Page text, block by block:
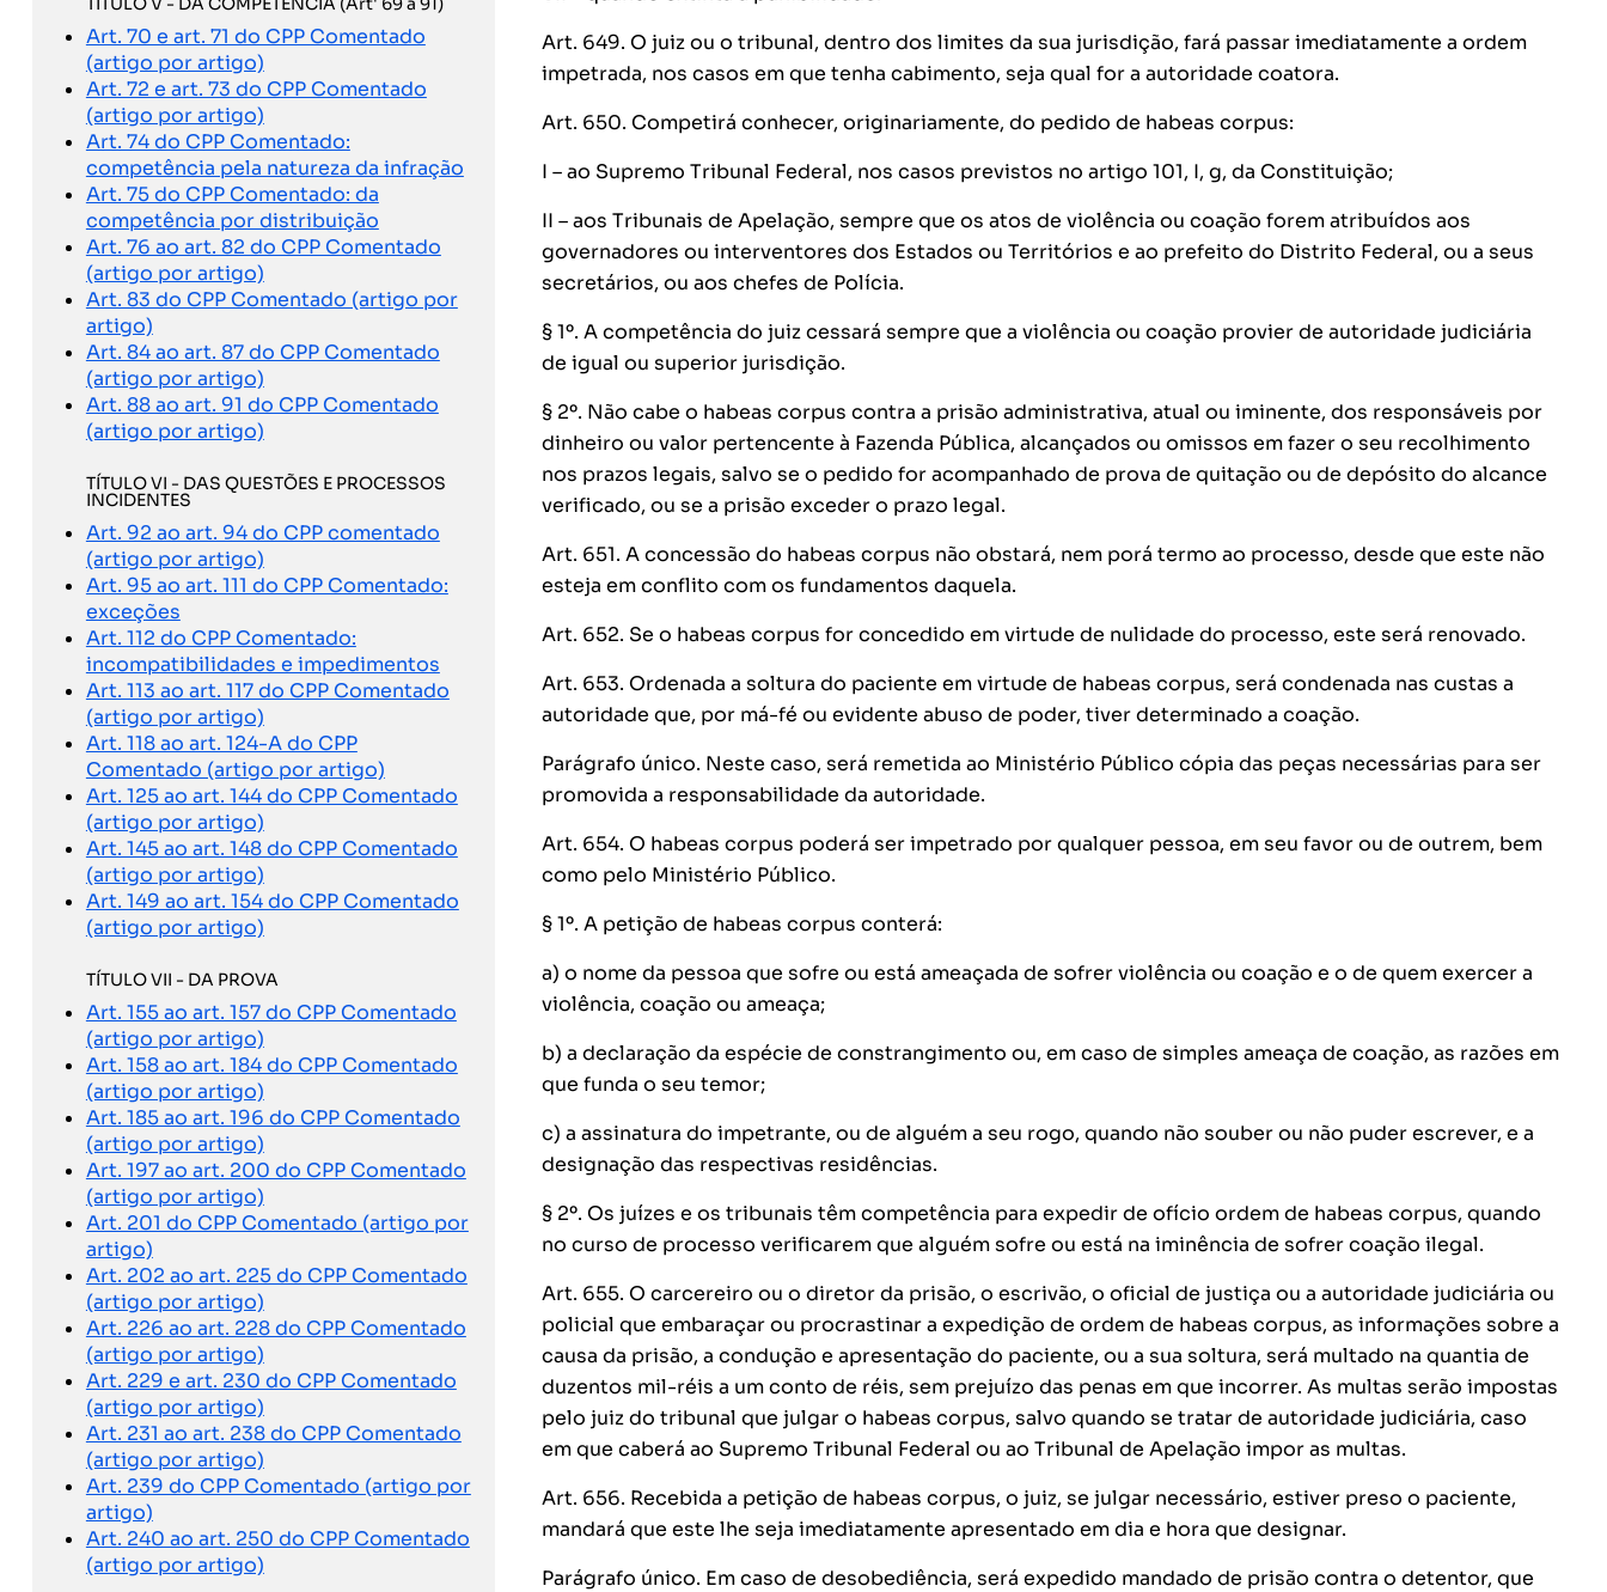
Art. 70 e art. 71 do CPP Comentado
(artigo por artigo)
Art. 72 e art. 73 do CPP Comentado
(artigo por artigo)
Art. 74 do CPP Comentado:
competência pela natureza da infração
Art. 75 do CPP Comentado: da
competência por distribuição
Art. 76 ao art. 82 do CPP Comentado
(artigo por artigo)
Art. 83 do CPP Comentado (artigo por
artigo)
Art. 84 ao art. 87 do CPP Comentado
(artigo por artigo)
Art. 88 ao art. 91 do CPP Comentado
(artigo por artigo)
TÍTULO VI - DAS QUESTÕES E PROCESSOS
INCIDENTES
Art. 92 ao art. 94 do CPP comentado
(artigo por artigo)
Art. 95 ao art. 111 do CPP Comentado:
exceções
Art. 112 do CPP Comentado:
incompatibilidades e impedimentos
Art. 113 ao art. 117 do CPP Comentado
(artigo por artigo)
Art. 118 ao art. 124-A do CPP
Comentado (artigo por artigo)
Art. 125 ao art. 144 do CPP Comentado
(artigo por artigo)
Art. 145 ao art. 148 do CPP Comentado
(artigo por artigo)
Art. 149 ao art. 154 do CPP Comentado
(artigo por artigo)
TÍTULO VII - DA PROVA
Art. 155 ao art. 157 do CPP Comentado
(artigo por artigo)
Art. 158 ao art. 184 do CPP Comentado
(artigo por artigo)
Art. 185 ao art. 196 do CPP Comentado
(artigo por artigo)
Art. 197 ao art. 200 do CPP Comentado
(artigo por artigo)
Art. 201 do CPP Comentado (artigo por
artigo)
Art. 202 ao art. 225 do CPP Comentado
(artigo por artigo)
Art. 226 ao art. 228 do CPP Comentado
(artigo por artigo)
Art. 229 e art. 230 do CPP Comentado
(artigo por artigo)
Art. 231 ao art. 238 do CPP Comentado
(artigo por artigo)
Art. 239 do CPP Comentado (artigo por
artigo)
Art. 240 ao art. 250 do CPP Comentado
(artigo por artigo)
Art. 649. O juiz ou o tribunal, dentro dos limites da sua jurisdição, fará passar imediatamente a ordem
impetrada, nos casos em que tenha cabimento, seja qual for a autoridade coatora.
Art. 650. Competirá conhecer, originariamente, do pedido de habeas corpus:
I – ao Supremo Tribunal Federal, nos casos previstos no artigo 101, I, g, da Constituição;
II – aos Tribunais de Apelação, sempre que os atos de violência ou coação forem atribuídos aos
governadores ou interventores dos Estados ou Territórios e ao prefeito do Distrito Federal, ou a seus
secretários, ou aos chefes de Polícia.
§ 1º. A competência do juiz cessará sempre que a violência ou coação provier de autoridade judiciária
de igual ou superior jurisdição.
§ 2º. Não cabe o habeas corpus contra a prisão administrativa, atual ou iminente, dos responsáveis por
dinheiro ou valor pertencente à Fazenda Pública, alcançados ou omissos em fazer o seu recolhimento
nos prazos legais, salvo se o pedido for acompanhado de prova de quitação ou de depósito do alcance
verificado, ou se a prisão exceder o prazo legal.
Art. 651. A concessão do habeas corpus não obstará, nem porá termo ao processo, desde que este não
esteja em conflito com os fundamentos daquela.
Art. 652. Se o habeas corpus for concedido em virtude de nulidade do processo, este será renovado.
Art. 653. Ordenada a soltura do paciente em virtude de habeas corpus, será condenada nas custas a
autoridade que, por má-fé ou evidente abuso de poder, tiver determinado a coação.
Parágrafo único. Neste caso, será remetida ao Ministério Público cópia das peças necessárias para ser
promovida a responsabilidade da autoridade.
Art. 654. O habeas corpus poderá ser impetrado por qualquer pessoa, em seu favor ou de outrem, bem
como pelo Ministério Público.
§ 1º. A petição de habeas corpus conterá:
a) o nome da pessoa que sofre ou está ameaçada de sofrer violência ou coação e o de quem exercer a
violência, coação ou ameaça;
b) a declaração da espécie de constrangimento ou, em caso de simples ameaça de coação, as razões em
que funda o seu temor;
c) a assinatura do impetrante, ou de alguém a seu rogo, quando não souber ou não puder escrever, e a
designação das respectivas residências.
§ 2º. Os juízes e os tribunais têm competência para expedir de ofício ordem de habeas corpus, quando
no curso de processo verificarem que alguém sofre ou está na iminência de sofrer coação ilegal.
Art. 655. O carcereiro ou o diretor da prisão, o escrivão, o oficial de justiça ou a autoridade judiciária ou
policial que embaraçar ou procrastinar a expedição de ordem de habeas corpus, as informações sobre a
causa da prisão, a condução e apresentação do paciente, ou a sua soltura, será multado na quantia de
duzentos mil-réis a um conto de réis, sem prejuízo das penas em que incorrer. As multas serão impostas
pelo juiz do tribunal que julgar o habeas corpus, salvo quando se tratar de autoridade judiciária, caso
em que caberá ao Supremo Tribunal Federal ou ao Tribunal de Apelação impor as multas.
Art. 656. Recebida a petição de habeas corpus, o juiz, se julgar necessário, estiver preso o paciente,
mandará que este lhe seja imediatamente apresentado em dia e hora que designar.
Parágrafo único. Em caso de desobediência, será expedido mandado de prisão contra o detentor, que